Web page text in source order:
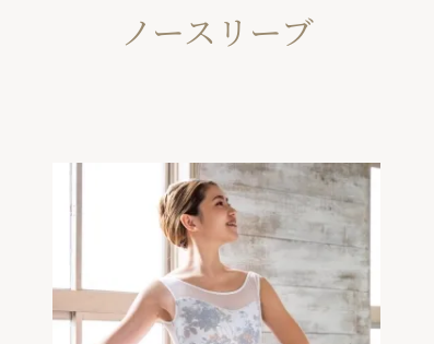
ノースリーブ